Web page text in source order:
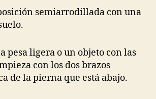
semiarrodillada con una
pesa ligera o un objeto con las
con los dos brazos
de la pierna que está abajo.